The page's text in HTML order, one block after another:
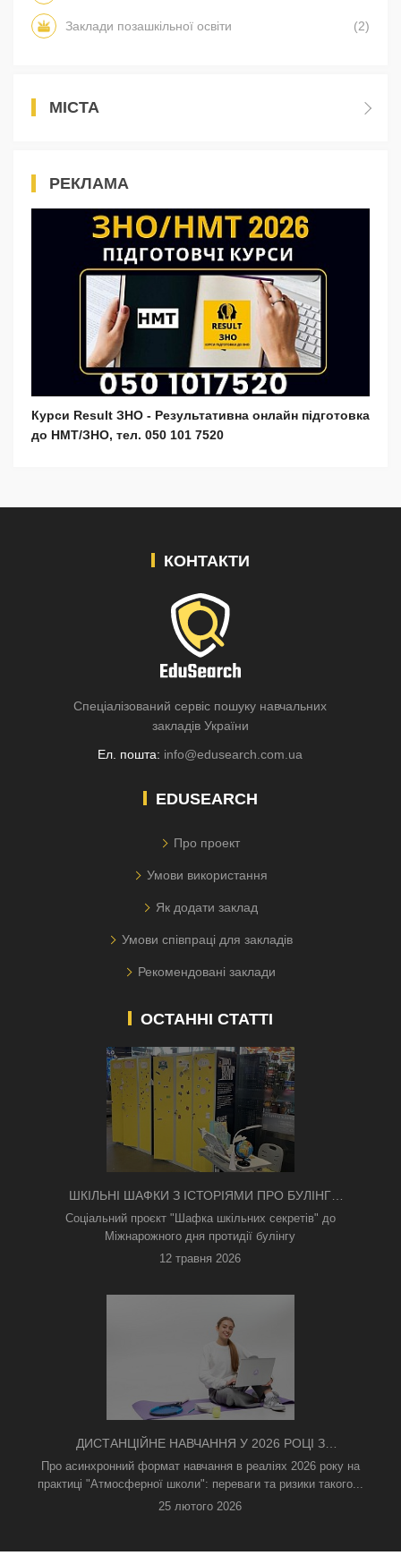
Заклади позашкільної освіти (2)
МІСТА
РЕКЛАМА
Курси Result ЗНО - Результативна онлайн підготовка
до НМТ/ЗНО, тел. 050 101 7520
КОНТАКТИ
Спеціалізований сервіс пошуку навчальних
закладів України
Ел. пошта: info@edusearch.com.ua
EDUSEARCH
Про проект
Умови використання
Як додати заклад
Умови співпраці для закладів
Рекомендовані заклади
ОСТАННІ СТАТТІ
ШКІЛЬНІ ШАФКИ З ІСТОРІЯМИ ПРО БУЛІНГ
З'ЯВИЛИСЯ В КИЄВІ
Соціальний проєкт "Шафка шкільних секретів" до
Міжнарожного дня протидії булінгу
12 травня 2026
ДИСТАНЦІЙНЕ НАВЧАННЯ У 2026 РОЦІ З
ТРИВОГАМИ ТА БЕЗ СВІТЛА: ЯК АСИНХРОННИЙ
ФОРМАТ РЯТУЄ ОСВІТНІЙ ПРОЦЕС
Про асинхронний формат навчання в реаліях 2026 року на
практиці "Атмосферної школи": переваги та ризики такого...
25 лютого 2026